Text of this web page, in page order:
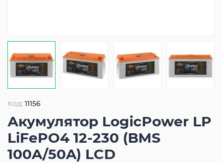
Код: 11156
Акумулятор LogicPower LP
LiFePO4 12-230 (BMS
100A/50A) LCD